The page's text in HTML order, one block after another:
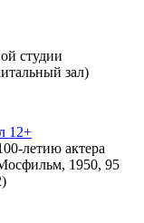
студии
зал)
12+
летию актера
1950, 95